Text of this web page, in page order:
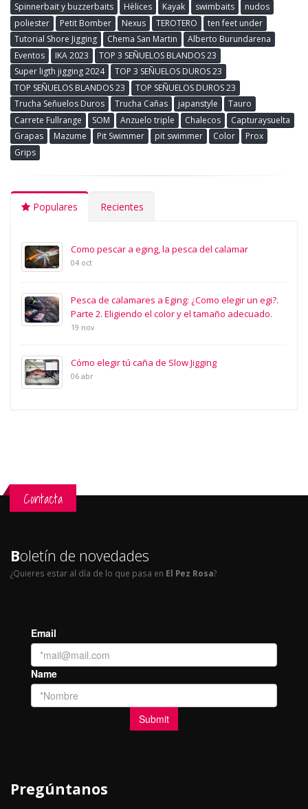
Spinnerbait y buzzerbaits
Hèlices Kayak swimbaits
nudos
poliester
Petit Bomber Nexus TEROTERO
ten feet under
Tutorial Shore Jigging
Chema San Martin
Alberto Burundarena
Eventos
IKA 2023
TOP 3 SEÑUELOS BLANDOS 23
Super ligth jigging 2024
TOP 3 SEÑUELOS DUROS 23
TOP SEÑUELOS BLANDOS 23
TOP SEÑUELOS DUROS 23
Trucha Señuelos Duros
Trucha Cañas japanstyle
Tauro
Carrete Fullrange
SOM Anzuelo triple Chalecos
Capturaysuelta
Grapas
Mazume Pit Swimmer pit swimmer Color
Prox
Grips
Populares Recientes
Como pescar a eging, la pesca del calamar
04 oct
Pesca de calamares a Eging: ¿Como elegir un egi?.
Parte 2. Eligiendo el color y el tamaño adecuado.
19 nov
Cómo elegir tú caña de Slow Jigging
06 abr
Contacta
Boletín de novedades
¿Quieres estar al día de lo que pasa en El Pez Rosa?
Pregúntanos